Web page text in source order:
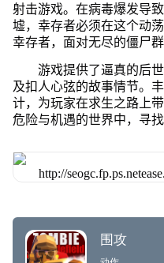
射击游戏。在病毒爆发导
墟，幸存者必须在这个动
幸存者，面对无尽的僵尸
游戏提供了逼真的后
及扣人心弦的故事情节。
计，为玩家在求生之路上
危险与机遇的世界中，寻找